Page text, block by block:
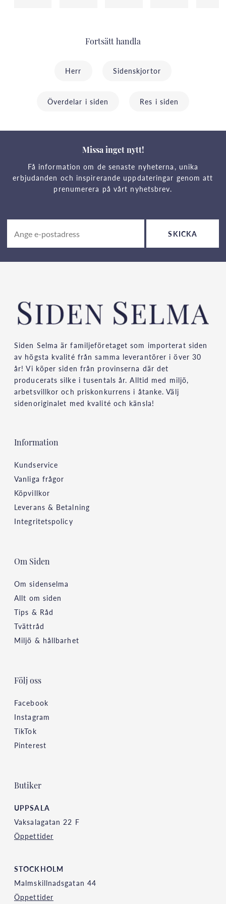
Fortsätt handla
Herr Sidenskjortor
Överdelar i siden Res i siden
Missa inget nytt!
Få information om de senaste nyheterna, unika
erbjudanden och inspirerande uppdateringar genom att
prenumerera på vårt nyhetsbrev.
SKICKA
Siden Selma är familjeföretaget som importerat siden
av högsta kvalité från samma leverantörer i över 30
år! Vi köper siden från provinserna där det
producerats silke i tusentals år. Alltid med miljö,
arbetsvillkor och priskonkurrens i åtanke. Välj
sidenoriginalet med kvalité och känsla!
Information
Kundservice
Vanliga frågor
Köpvillkor
Leverans & Betalning
Integritetspolicy
Om Siden
Om sidenselma
Allt om siden
Tips & Råd
Tvättråd
Miljö & hållbarhet
Följ oss
Facebook
Instagram
TikTok
Pinterest
Butiker
UPPSALA
Vaksalagatan 22 F
Öppettider
STOCKHOLM
Malmskillnadsgatan 44
Öppettider